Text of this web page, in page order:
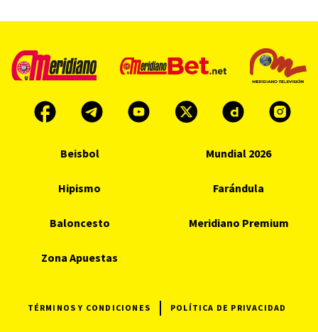
Beisbol Mundial 2026
Hipismo Farándula
Baloncesto Meridiano Premium
Zona Apuestas
TÉRMINOS Y CONDICIONES POLÍTICA DE PRIVACIDAD